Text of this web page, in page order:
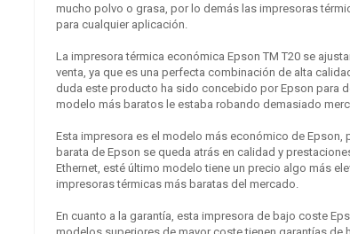
mucho polvo o grasa, por lo demás las impresoras
para cualquier aplicación.
La impresora térmica económica Epson TM T20 se
venta, ya que es una perfecta combinación de alta
duda este producto ha sido concebido por Epson para
modelo más baratos le estaba robando demasiado
Esta impresora es el modelo más económico de
barata de Epson se queda atrás en calidad y
Ethernet, esté último modelo tiene un precio algo más
impresoras térmicas más baratas del mercado.
En cuanto a la garantía, esta impresora de bajo coste